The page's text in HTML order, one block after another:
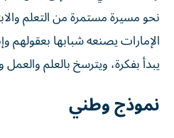
نحو مسيرة مستمرة من التعلم
الإمارات يصنعه شبابها بعقولهم
يبدأ بفكرة، ويترسخ بالعلم والعمل
نموذج وطني